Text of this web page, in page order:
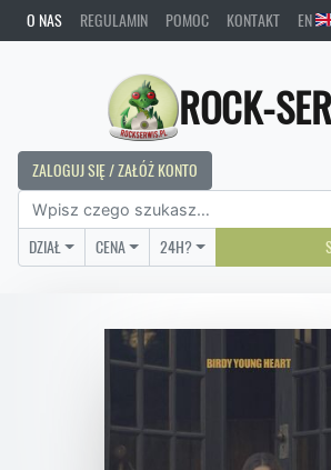
O NAS REGULAMIN POMOC KONTAKT EN
ROCK-
ZALOGUJ SIĘ / ZAŁÓŻ KONTO
DZIAŁ CENA 24H?